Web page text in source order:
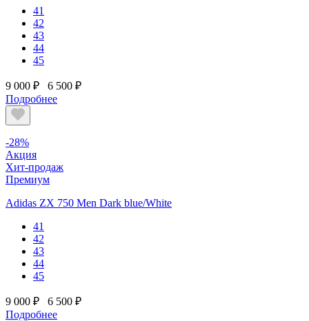
41
42
43
44
45
9 000 ₽
6 500 ₽
Подробнее
-28%
Акция
Хит-продаж
Премиум
Adidas ZX 750 Men Dark blue/White
41
42
43
44
45
9 000 ₽
6 500 ₽
Подробнее